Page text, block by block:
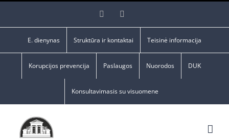
Facebook
E. dienynas Struktūra ir kontaktai Teisinė informacija
Korupcijos prevencija Paslaugos Nuorodos DUK
Konsultavimasis su visuomene